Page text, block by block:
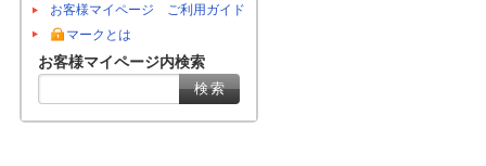
お客様マイページ ご利用ガイド
マークとは
お客様マイページ内検索